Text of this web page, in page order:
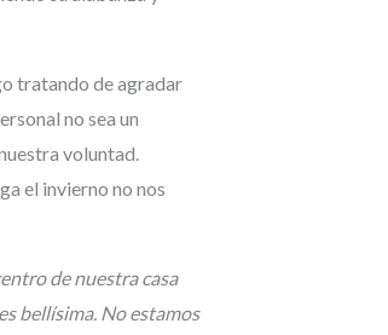
tratando de agradar
no sea un
voluntad.
el invierno no nos
de nuestra casa
bellísima. No estamos